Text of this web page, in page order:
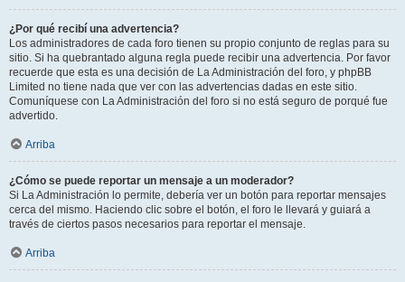
¿Por qué recibí una advertencia?
Los administradores de cada foro tienen su propio conjunto de reglas para su
sitio. Si ha quebrantado alguna regla puede recibir una advertencia. Por favor
recuerde que esta es una decisión de La Administración del foro, y phpBB
Limited no tiene nada que ver con las advertencias dadas en este sitio.
Comuníquese con La Administración del foro si no está seguro de porqué fue
advertido.
Arriba
¿Cómo se puede reportar un mensaje a un moderador?
Si La Administración lo permite, debería ver un botón para reportar mensajes
cerca del mismo. Haciendo clic sobre el botón, el foro le llevará y guiará a
través de ciertos pasos necesarios para reportar el mensaje.
Arriba